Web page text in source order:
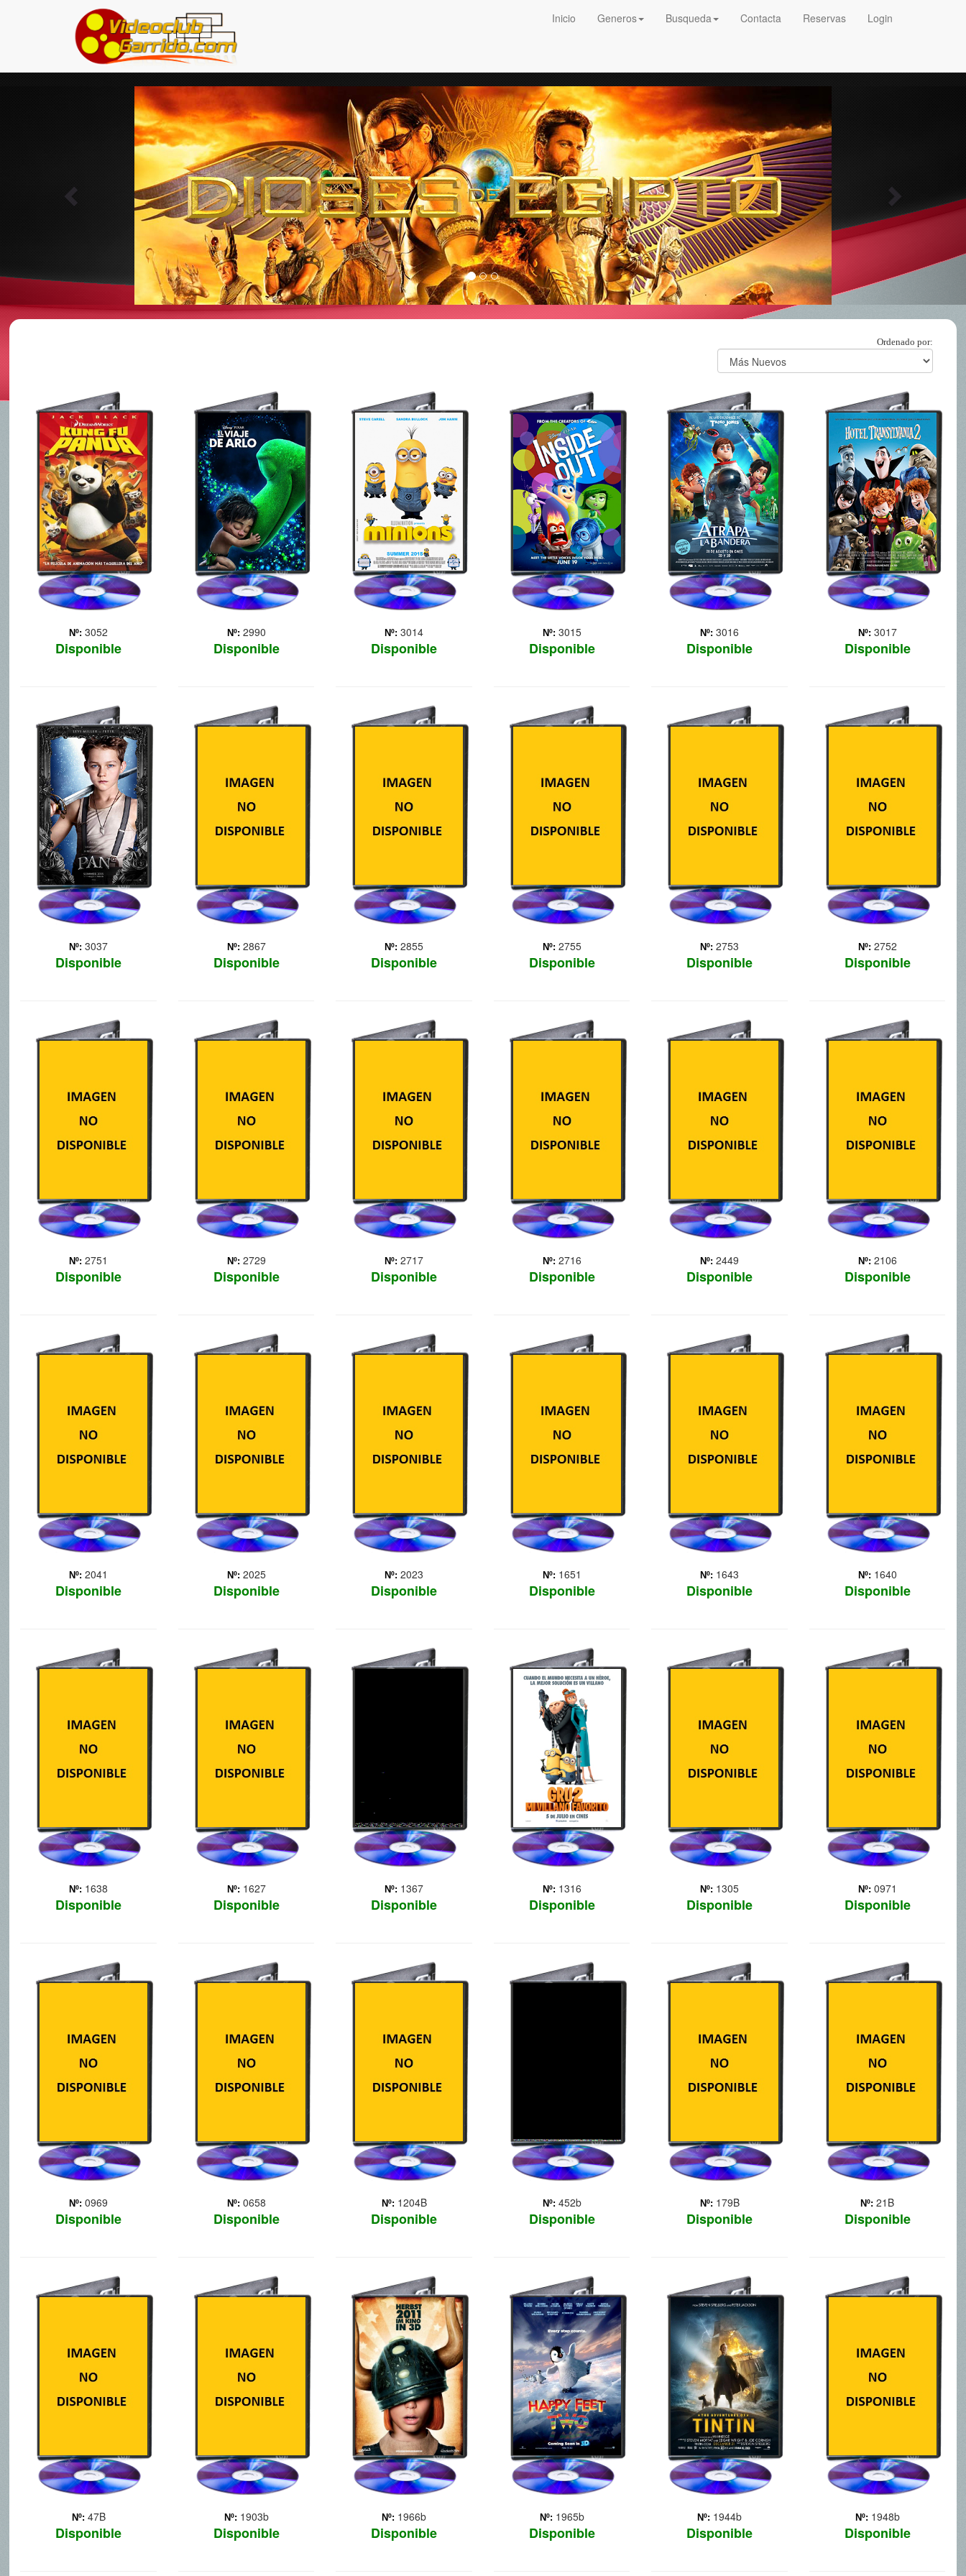
Inicio Generos Busqueda Contacta Reservas Login
Ordenado por:
Nº: 3052
Disponible
KUNG FU
PANDA
El protagonista es un oso
panda llamado Po, el más
vago de todas las criaturas
del Valle de la Paz. Con
poderosos enemigos
acercándose, la esperanza
es depositada en una
antigua profecía que... Más
Nº: 2990
Disponible
EL VIAJE DE
ARLO
¿Qué hubiera pasado si el
asteroide que cambió para
siempre la vida en la Tierra
hubiera esquivado el
planeta y los dinosaurios
no se hubieran extinguido
nunca? Un viaje al mundo
de los dino... Más
Nº: 3014
Disponible
LOS MINIONS
La historia de Los Minions
se remonta al principio de
los tiempos. Empezaron
siendo organismos
amarillos unicelulares que
evolucionaron a través del
tiempo, poniéndose
siempre al servicio de...
Más
Nº: 3015
Disponible
DEL REVES
Cuenta la historia de Riley,
una chica que, como todas
las personas, tiene a las
cinco emociones en su
interior acompañándola.
Su vida ha estado marcada
por la Alegría, que se
ocupa de que t... Más
Nº: 3016
Disponible
ATRAPA LA
BANDERA
Richard Carson, un
ambicioso multimillonario,
quiere apropiarse del
satélite terrestre y explotar
la fuente de energía limpia
y real del futuro, el Helio 3.
Para ello, deberá borrar de
la Hi... Más
Nº: 3017
Disponible
HOTEL
TRANSILVANIA 2
Todo parece mejorar en el
Hotel Transilvania. La
rígida norma establecida
por Drácula de sólo para
monstruos se ha suprimido
y se aceptan también
huéspedes humanos. Lo
que preocupa al cond...
Más
Nº: 3037
Disponible
PAN, VIAJE A
NUNCA JAMAS
Peter, un chico rebelde de
12 años, ha pasado toda
su vida en un sombrío
orfanato de Londres.
Durante una noche
delirante, se ve
transportado desde el
orfanato a un mundo
fantástico de pirat... Más
Nº: 2867
Disponible
Cuando el alienígena más
irritantemente optimista de
huyendo de su propia raza,
se verá forzado a formar
equipo con una chica
adolescente muy testaruda.
Nº: 2855
Disponible
Bob Esponja emprende un
receta que ha robado un
pirata; para ello lo trae a
nuestra dimensión en 3
Nº: 2755
Disponible
Spin-off de `Madagascar`
pingüinos de la isla. Las
más divertidas aves
encubiertas del mundo del
espionaje: Capitán,
Nº: 2753
Disponible
Nueva York está en peligro
debido a que Shredder y
Pie dominan la ciudad y
ejercen un férreo control
sobre todo, incluyendo
policía y políticos. Pero
Nº: 2752
Disponible
solo tiene rayas en la mitad
de su cuerpo, todos la
responsable de una atroz
sequía. Decide entonces
misión que consiste en
Nº: 2751
Disponible
Tercera entrega de la saga
Alvin y las ardillas. Las
crucero de lujo y acaban
en una isla desierta, pero
pronto averiguarán que no
está tan desierta como
Nº: 2729
Disponible
Se acaba de producir el
contra la estabilidad
mundial. Es un ataque de
risa. Mientras el caos de la
guasa y la risa floja se
Nº: 2717
Disponible
contada de Maléfica, la
villana más querida de
Sleeping Beauty? (La Bella
durmiente), el clásico de
acontecimientos que ...
Nº: 2716
Disponible
Tinker Bell: Hadas y Piratas
es una película de
3D de la compañía Disney
y, dirigida por Peggy
Holmes.
Nº: 2449
Disponible
tres hijos llevan una vida
perfecta. Cuando Perla
que aprender a vivir como
auténticas aves, insiste en
... Más
Nº: 2106
Disponible
y virtuoso que deberá
enfrentarse al más temible
fútbol: el Crack. Para ello,
contará con la inestimable
de futbolín... Más
Nº: 2041
Disponible
Un par de pavos
descubren una máquina
utilizarla para volver atrás
en el tiempo al primer Día
de Acción de Gracias para
impedir convertirse en
Nº: 2025
Disponible
Cuenta la historia de
Emmet, una figurita LEGO
a las normas que es
identificada por error como
la persona más
extraordinaria y la clave
Nº: 2023
Disponible
Historia sobre la
interminable batalla entre
encargadas de mantener la
vida, y las fuerzas del mal,
que pretenden destruirla.
Mary Katherine (Amanda
Nº: 1651
Disponible
condena a un reino a vivir
un invierno eterno, la joven
montañero Kristoff y el reno
Sven emprenden un viaje
hermana de Anna y ... Más
Nº: 1643
Disponible
jardín con un sueño
imposible: convertirse en el
mundo. Cuando un extraño
accidente le da el poder de
intentará cumpli... Más
Nº: 1640
Disponible
Zipi y Zape, dos traviesos
el Esperanza, un colegio
donde los juegos están
prohibidos. Allí fundarán el
Club de la Canica, la
Nº: 1638
Disponible
Setenta años después de
una guerra entre seres
un niño es enviado a una
escuela militar espacial
con el fin de prepararlo
para una futura invasión.
Nº: 1627
Disponible
mundo medieval con el
que los niños siguen
Espada del Valor es una
emocionante historia que
con la que un chico
Nº: 1367
Disponible
vidas y que consumirá los
Nº: 1316
Disponible
GRU: MI
VILLANO FAVORITO 2
Ahora que el incansable y
emprendedor Gru ha
dejado atrás una vida
dedicada a las fechorías
para criar a Margo, Edith y
Agnes, dispone de mucho
tiempo libre para disfrutarlo
con ellas, el Dr... Más
Nº: 1305
Disponible
viaje de sus vidas, en esta
comedia prehistorica de
de Madaascar y Como
entrenar a tu dragon.
inolvidables, criatura... Más
Nº: 0971
Disponible
(voz original en inglés de
John C. Reilly) ha vivido a
Jr., el chico bueno de su
videojuego. Cansado de
Ralph dec... Más
Nº: 0969
Disponible
El origen de los guardianes
cuenta la historia de un
extraordinarios poderes.
Cuando un espíritu
maligno llamado Sombra
se propone inundar de
Nº: 0658
Disponible
Nº: 1204B
Disponible
Nº: 452b
Disponible
Nº: 179B
Disponible
Nº: 21B
Disponible
Nº: 47B
Disponible
Nº: 1903b
Disponible
Nº: 1966b
Disponible
VICKY EL
VIKINGO 2012
Nº: 1965b
Disponible
HAPPY FEET 2
Nº: 1944b
Disponible
TINTIN
Nº: 1948b
Disponible